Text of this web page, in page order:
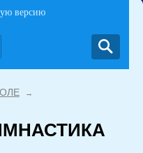
версию
→